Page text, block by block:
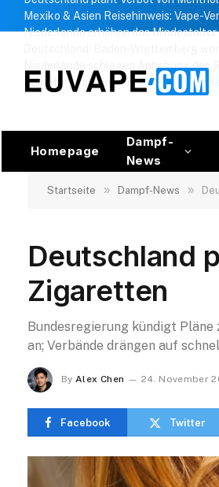
Mexiko & Asien Reisehinweis: Vape-
Niederlande erhöhen das
Deutschland: Baden-Württemberg
Niederlande schlagen Anhebung des
Dampfen am Steuer in Deutschland:
Homepage
Dampf-
News
Startseite » Dampf-News »
Deutschland
Zigaretten
Bundesregierung kündigt Pläne
an; Verbände drängen auf
By Alex Chen 24. November
Facebook Twitter